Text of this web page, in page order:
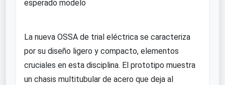
La nueva OSSA de trial eléctrica se caracteriza
por su diseño ligero y compacto, elementos
cruciales en esta disciplina. El prototipo muestra
un chasis multitubular de acero que deja al